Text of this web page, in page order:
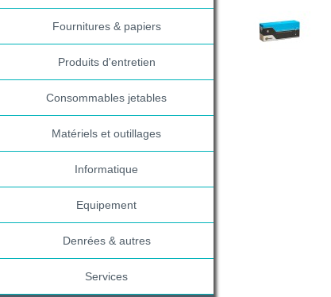
Fournitures & papiers
Produits d'entretien
Consommables jetables
Matériels et outillages
Informatique
Equipement
Denrées & autres
Services